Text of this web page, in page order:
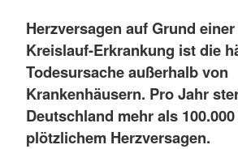
Herzversagen auf Grund
Kreislauf-Erkrankung ist die
Todesursache außerhalb von
Krankenhäusern. Pro Jahr
Deutschland mehr als
plötzlichem Herzversagen.